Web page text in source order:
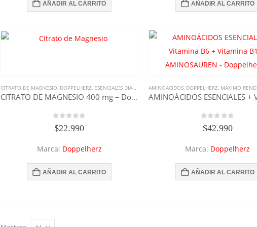
AÑADIR AL CARRITO AÑADIR AL CARRITO
CITRATO DE MAGNESIO, DOPPELHERZ, ESENCIALES DIARIOS MAGNESIO,RECUPERACIÓN,SUPLEMENTOS,
CITRATO DE MAGNESIO 400 mg – Doppelherz®
0
$22.990
Marca: Doppelherz
AÑADIR AL CARRITO
AMINOACIDOS, DOPPELHERZ, MÁXIMO
0
$42.990
Marca: Doppelherz
AÑADIR AL CARRITO